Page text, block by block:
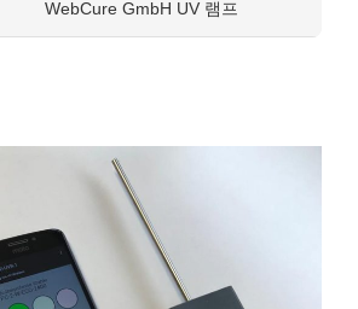
WebCure GmbH UV 램프